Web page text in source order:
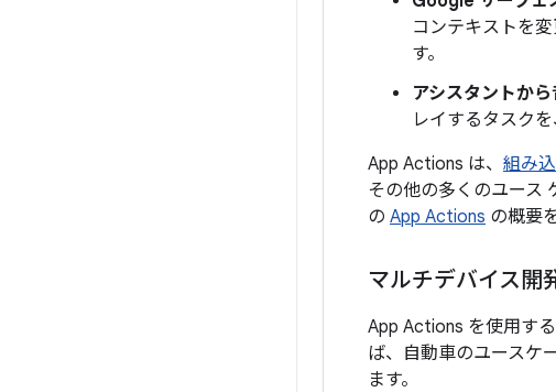
コンテキストを
す。
アシスタントか
レイするタスク
App Actions は、 組み
その他の多くのユース
の App Actions の概要
マルチデバイス開
App Actions を使用す
ば、自動車のユースケ
ます。